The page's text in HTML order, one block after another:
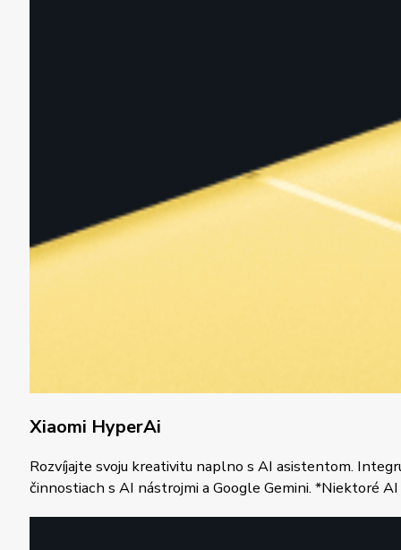
Xiaomi HyperAi
Rozvíjajte svoju kreativitu naplno s AI asistentom.
činnostiach s AI nástrojmi a Google Gemini. *Niektoré